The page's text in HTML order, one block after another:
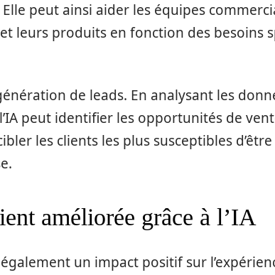
peut ainsi aider les équipes
leurs produits en fonction des besoins
de leads. En analysant les
peut identifier les opportunités de
les clients les plus susceptibles
améliorée grâce à l’IA
un impact positif sur